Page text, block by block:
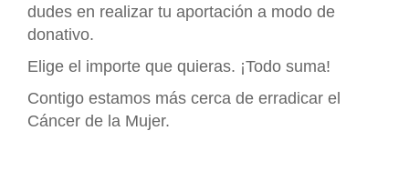
dudes en realizar tu aportación a modo de
donativo.
Elige el importe que quieras. ¡Todo suma!
Contigo estamos más cerca de erradicar el
Cáncer de la Mujer.